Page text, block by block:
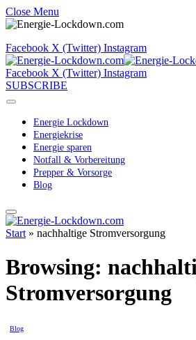
Close Menu
Facebook X (Twitter) Instagram
Facebook X (Twitter) Instagram
SUBSCRIBE
Energie Lockdown
Energiekrise
Energie sparen
Notfall & Vorbereitung
Prepper & Vorsorge
Blog
Start » nachhaltige Stromversorgung
Browsing:
Stromversorgung
Blog